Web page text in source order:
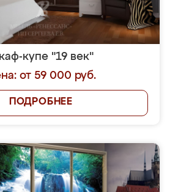
купе "19 век"
от 59 000 руб.
ПОДРОБНЕЕ